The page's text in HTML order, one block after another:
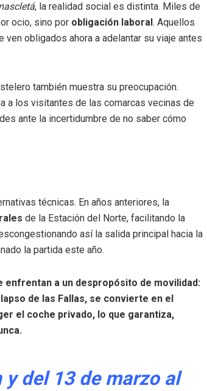
, la realidad social es distinta. Miles de
ocio, sino por obligación laboral . Aquellos
ven obligados ahora a adelantar su viaje antes
también muestra su preocupación.
a los visitantes de las comarcas vecinas de
ante la incertidumbre de no saber cómo
técnicas. En años anteriores, la
de la Estación del Norte, facilitando la
así la salida principal hacia la
la partida este año.
a un despropósito de movilidad:
de las Fallas, se convierte en el
el coche privado, lo que garantiza,
y del 13 de marzo al